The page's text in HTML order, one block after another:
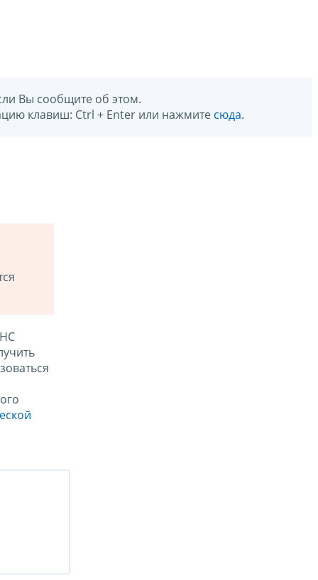
Вы сообщите об этом.
клавиш: Ctrl + Enter или нажмите сюда.